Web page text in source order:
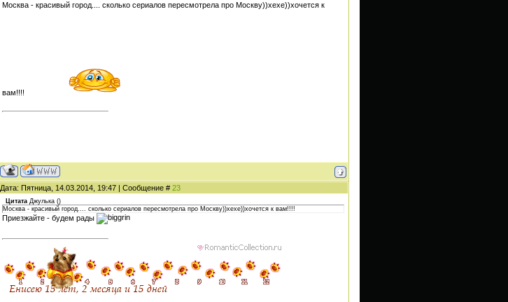
Москва - красивый город.... сколько сериалов пересмотрела про Москву))хехе))хочется к
вам!!!!
Дата: Пятница, 14.03.2014, 19:47 | Сообщение # 23
Цитата Джулька ()
Москва - красивый город.... сколько сериалов пересмотрела про Москву))хехе))хочется к вам!!!!
Приезжайте - будем рады